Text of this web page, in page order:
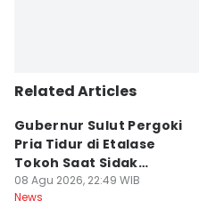
Related Articles
Gubernur Sulut Pergoki
Pria Tidur di Etalase
Tokoh Saat Sidak
Gedung
08 Agu 2026, 22:49 WIB
News